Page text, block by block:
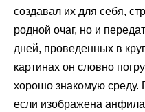
создавал их для себя,
родной очаг, но и
дней, проведенных в
картинах он словно
хорошо знакомую среду.
если изображена